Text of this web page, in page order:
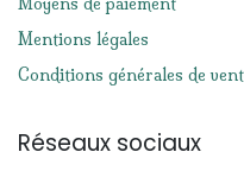
Mentions légales
Conditions générales de
Réseaux sociaux